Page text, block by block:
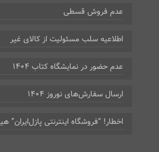
عدم فروش قسطی
اطلاعیه سلب مسئولیت از کالای غیر
عدم حضور در نمایشگاه کتاب ۱۴۰۴
ارسال سفارش‌های نوروز ۱۴۰۴
اخطار! “فروشگاه اینترنتی پازل‌ایران”